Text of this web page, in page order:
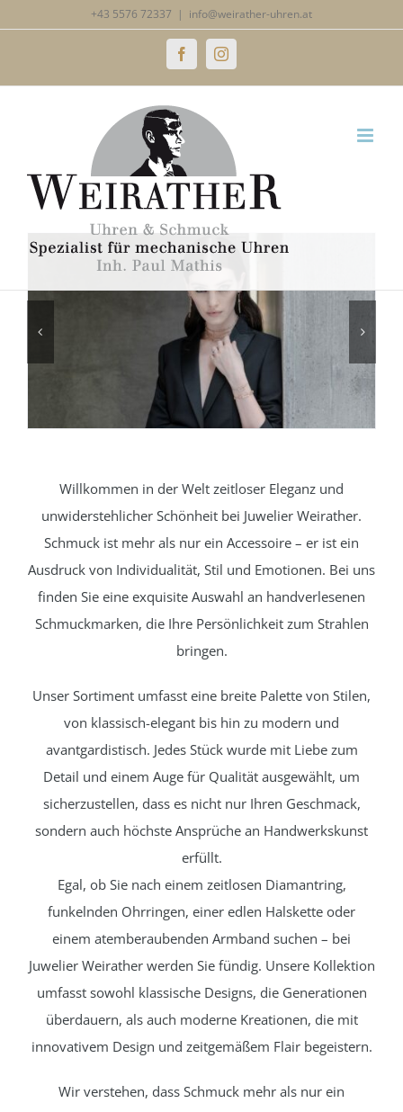
+43 5576 72337 | info@weirather-uhren.at
FacebookInstagram
Schmuckmarken
Willkommen in der Welt zeitloser Eleganz und
unwiderstehlicher Schönheit bei Juwelier Weirather.
Schmuck ist mehr als nur ein Accessoire – er ist ein
Ausdruck von Individualität, Stil und Emotionen. Bei uns
finden Sie eine exquisite Auswahl an handverlesenen
Schmuckmarken, die Ihre Persönlichkeit zum Strahlen
bringen.
Unser Sortiment umfasst eine breite Palette von Stilen,
von klassisch-elegant bis hin zu modern und
avantgardistisch. Jedes Stück wurde mit Liebe zum
Detail und einem Auge für Qualität ausgewählt, um
sicherzustellen, dass es nicht nur Ihren Geschmack,
sondern auch höchste Ansprüche an Handwerkskunst
erfüllt.
Egal, ob Sie nach einem zeitlosen Diamantring,
funkelnden Ohrringen, einer edlen Halskette oder
einem atemberaubenden Armband suchen – bei
Juwelier Weirather werden Sie fündig. Unsere Kollektion
umfasst sowohl klassische Designs, die Generationen
überdauern, als auch moderne Kreationen, die mit
innovativem Design und zeitgemäßem Flair begeistern.
Wir verstehen, dass Schmuck mehr als nur ein